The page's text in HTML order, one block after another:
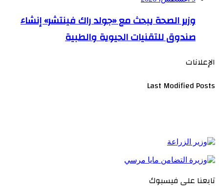
وزير الصحة يبحث مع «جولد راك فينتشر» إنشاء
صندوق للتقنيات الحيوية والطبية
الإعلانات
Last Modified Posts
تابعنا على فيسبوك